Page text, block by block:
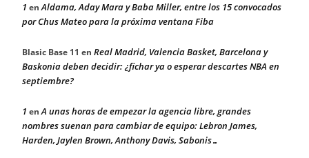
1 enAldama, Aday Mara y Baba Miller, entre los 15 convocados
por Chus Mateo para la próxima ventana Fiba
Blasic Base 11 en Real Madrid, Valencia Basket, Barcelona y
Baskonia deben decidir: ¿fichar ya o esperar descartes NBA en
septiembre?
1 enA unas horas de empezar la agencia libre, grandes
nombres suenan para cambiar de equipo: Lebron James,
Harden, Jaylen Brown, Anthony Davis, Sabonis…